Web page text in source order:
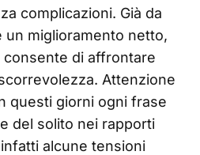
complicazioni. Già da
un miglioramento netto,
di affrontare
Attenzione
questi giorni ogni frase
del solito nei rapporti
alcune tensioni